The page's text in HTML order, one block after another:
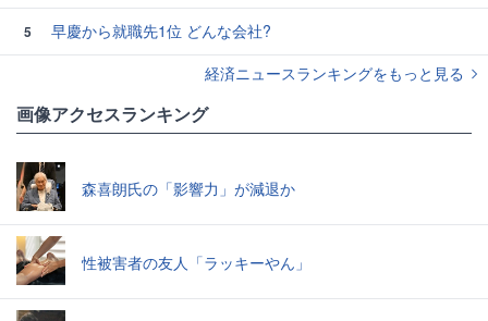
5
早慶から就職先1位 どんな会社?
経済ニュースランキングをもっと見る
画像アクセスランキング
森喜朗氏の「影響力」が減退か
性被害者の友人「ラッキーやん」